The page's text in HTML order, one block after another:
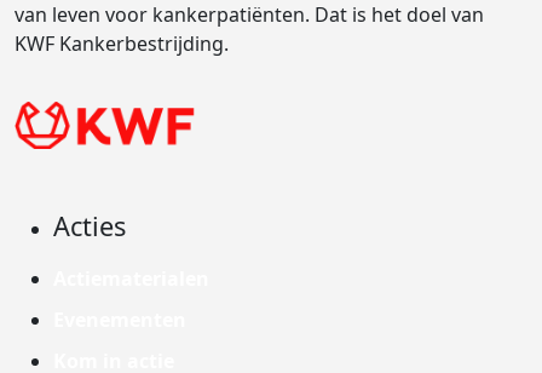
van leven voor kankerpatiënten. Dat is het doel van
KWF Kankerbestrijding.
Acties